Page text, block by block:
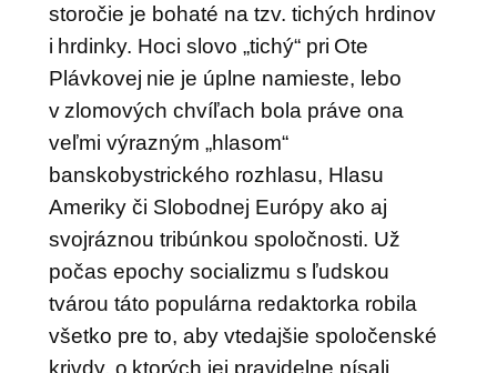
storočie je bohaté na tzv. tichých hrdinov
i hrdinky. Hoci slovo „tichý“ pri Ote
Plávkovej nie je úplne namieste, lebo
v zlomových chvíľach bola práve ona
veľmi výrazným „hlasom“
banskobystrického rozhlasu, Hlasu
Ameriky či Slobodnej Európy ako aj
svojráznou tribúnkou spoločnosti. Už
počas epochy socializmu s ľudskou
tvárou táto populárna redaktorka robila
všetko pre to, aby vtedajšie spoločenské
krivdy, o ktorých jej pravidelne písali